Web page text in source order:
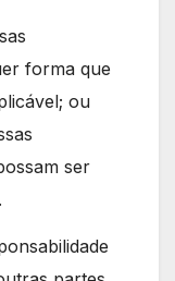
forma que
ou
ser